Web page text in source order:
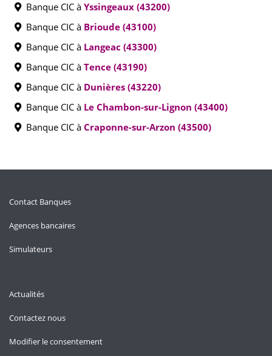
Banque CIC à Yssingeaux (43200)
Banque CIC à Brioude (43100)
Banque CIC à Langeac (43300)
Banque CIC à Tence (43190)
Banque CIC à Dunières (43220)
Banque CIC à Le Chambon-sur-Lignon (43400)
Banque CIC à Craponne-sur-Arzon (43500)
Contact Banques
Agences bancaires
Simulateurs
Actualités
Contactez nous
Modifier le consentement